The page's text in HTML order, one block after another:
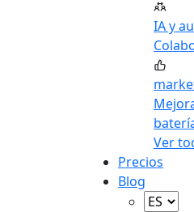
IA y
Ver
Precios
Blog